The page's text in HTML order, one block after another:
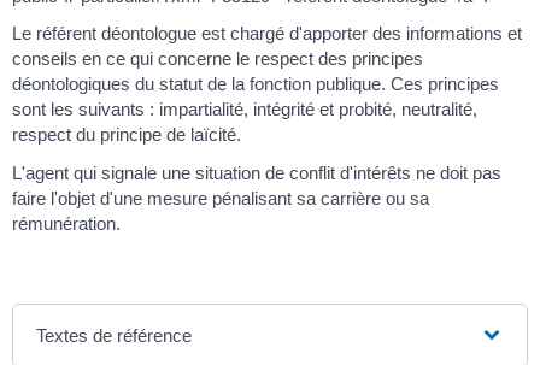
Le référent déontologue est chargé d'apporter des informations et
conseils en ce qui concerne le respect des principes
déontologiques du statut de la fonction publique. Ces principes
sont les suivants : impartialité, intégrité et probité, neutralité,
respect du principe de laïcité.
L'agent qui signale une situation de conflit d'intérêts ne doit pas
faire l'objet d'une mesure pénalisant sa carrière ou sa
rémunération.
Textes de référence